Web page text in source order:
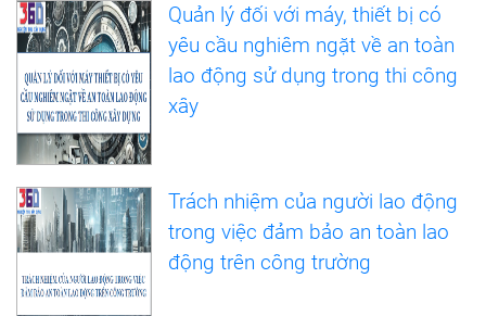
Quản lý đối với máy, thiết bị có
yêu cầu nghiêm ngặt về an toàn
lao động sử dụng trong thi công
xây
Trách nhiệm của người lao động
trong việc đảm bảo an toàn lao
động trên công trường